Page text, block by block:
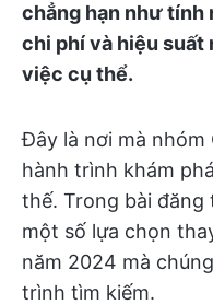
chẳng hạn như tính
chi phí và hiệu suất
việc cụ thể.
Đây là nơi mà nhóm
hành trình khám phá
thế. Trong bài đăng
một số lựa chọn
năm 2024 mà
trình tìm kiếm.